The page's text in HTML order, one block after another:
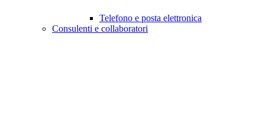
Telefono e posta elettronica
Consulenti e collaboratori